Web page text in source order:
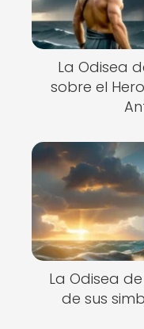
La Odisea
sobre el
La Odisea
de sus